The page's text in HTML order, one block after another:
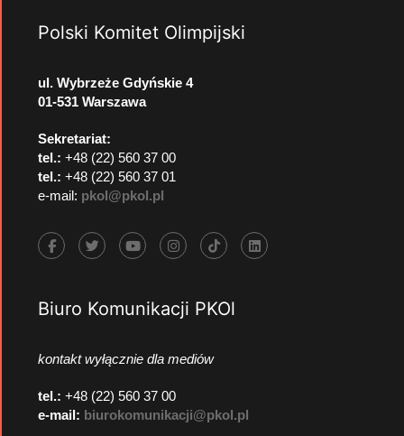
Polski Komitet Olimpijski
ul. Wybrzeże Gdyńskie 4
01-531 Warszawa
Sekretariat:
tel.: +48 (22) 560 37 00
tel.: +48 (22) 560 37 01
e-mail: pkol@pkol.pl
Biuro Komunikacji PKOl
kontakt wyłącznie dla mediów
tel.: +48 (22) 560 37 00
e-mail: biurokomunikacji@pkol.pl